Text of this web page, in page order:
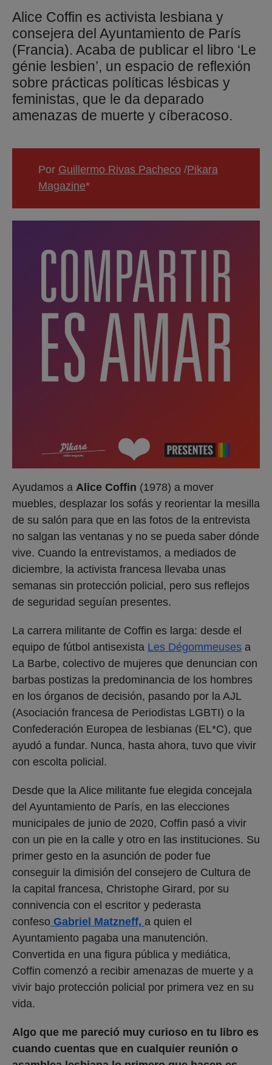
Alice Coffin es activista lesbiana y
consejera del Ayuntamiento de París
(Francia). Acaba de publicar el libro ‘Le
génie lesbien’, un espacio de reflexión
sobre prácticas políticas lésbicas y
feministas, que le da deparado
amenazas de muerte y cíberacoso.
Por Guillermo Rivas Pacheco /Pikara
Magazine*
Ayudamos a Alice Coffin (1978) a mover
muebles, desplazar los sofás y reorientar la mesilla
de su salón para que en las fotos de la entrevista
no salgan las ventanas y no se pueda saber dónde
vive. Cuando la entrevistamos, a mediados de
diciembre, la activista francesa llevaba unas
semanas sin protección policial, pero sus reflejos
de seguridad seguían presentes.
La carrera militante de Coffin es larga: desde el
equipo de fútbol antisexista Les Dégommeuses a
La Barbe, colectivo de mujeres que denuncian con
barbas postizas la predominancia de los hombres
en los órganos de decisión, pasando por la AJL
(Asociación francesa de Periodistas LGBTI) o la
Confederación Europea de lesbianas (EL*C), que
ayudó a fundar. Nunca, hasta ahora, tuvo que vivir
con escolta policial.
Desde que la Alice militante fue elegida concejala
del Ayuntamiento de París, en las elecciones
municipales de junio de 2020, Coffin pasó a vivir
con un pie en la calle y otro en las instituciones. Su
primer gesto en la asunción de poder fue
conseguir la dimisión del consejero de Cultura de
la capital francesa, Christophe Girard, por su
connivencia con el escritor y pederasta
confeso Gabriel Matzneff, a quien el
Ayuntamiento pagaba una manutención.
Convertida en una figura pública y mediática,
Coffin comenzó a recibir amenazas de muerte y a
vivir bajo protección policial por primera vez en su
vida.
Algo que me pareció muy curioso en tu libro es
cuando cuentas que en cualquier reunión o